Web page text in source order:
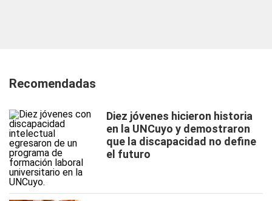
Recomendadas
Diez jóvenes hicieron historia
en la UNCuyo y demostraron
que la discapacidad no define
el futuro